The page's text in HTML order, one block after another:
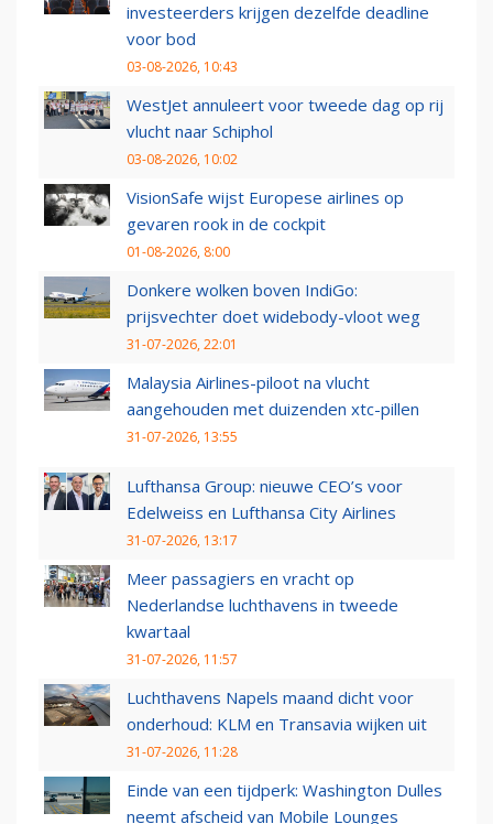
investeerders krijgen dezelfde deadline
voor bod
03-08-2026, 10:43
WestJet annuleert voor tweede dag op rij
vlucht naar Schiphol
03-08-2026, 10:02
VisionSafe wijst Europese airlines op
gevaren rook in de cockpit
01-08-2026, 8:00
Donkere wolken boven IndiGo:
prijsvechter doet widebody-vloot weg
31-07-2026, 22:01
Malaysia Airlines-piloot na vlucht
aangehouden met duizenden xtc-pillen
31-07-2026, 13:55
Lufthansa Group: nieuwe CEO’s voor
Edelweiss en Lufthansa City Airlines
31-07-2026, 13:17
Meer passagiers en vracht op
Nederlandse luchthavens in tweede
kwartaal
31-07-2026, 11:57
Luchthavens Napels maand dicht voor
onderhoud: KLM en Transavia wijken uit
31-07-2026, 11:28
Einde van een tijdperk: Washington Dulles
neemt afscheid van Mobile Lounges